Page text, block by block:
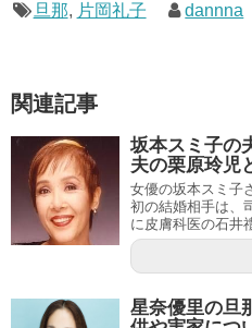
旦那, 片岡礼子 dannna
関連記事
坂本スミ子の
夫の栗原玲児
女優の坂本スミ子
初の結婚相手は、
に皮膚科医の石井
星奈優里の旦